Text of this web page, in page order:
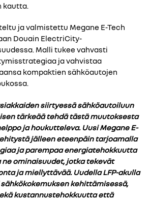
kautta.
ja valmistettu Megane E-Tech
Douain ElectriCity-
Malli tukee vahvasti
ja vahvistaa
kompaktien sähköautojen
siirtyessä sähköautoiluun
tärkeää tehdä tästä muutoksesta
ja houkutteleva. Uusi Megane E-
jälleen eteenpäin tarjoamalla
ja parempaa energiatehokkuutta
ominaisuudet, jotka tekevät
ja miellyttävää. Uudella LFP-akulla
kehittämisessä,
kustannustehokkuutta että